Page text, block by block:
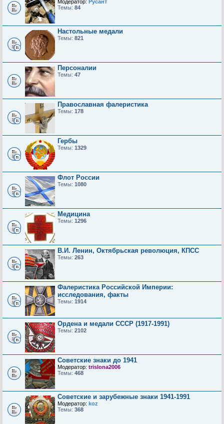
Модератор: Русант
Темы: 84
Настольные медали
Темы: 821
Персоналии
Темы: 47
Православная фалеристика
Темы: 178
Гербы
Темы: 1329
Флот России
Темы: 1080
Медицина
Темы: 1296
В.И. Ленин, Октябрьская революция, КПСС
Темы: 263
Фалеристика Российской Империи:
исследования, факты
Темы: 1914
Ордена и медали СССР (1917-1991)
Темы: 2102
Советские знаки до 1941
Модератор: trislona2006
Темы: 468
Советские и зарубежные знаки 1941-1991
Модератор: koz
Темы: 368